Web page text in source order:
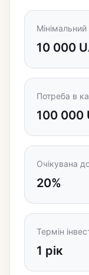
10 000
Потреба в
100 000
Очікувана
20%
Термін
1 рік